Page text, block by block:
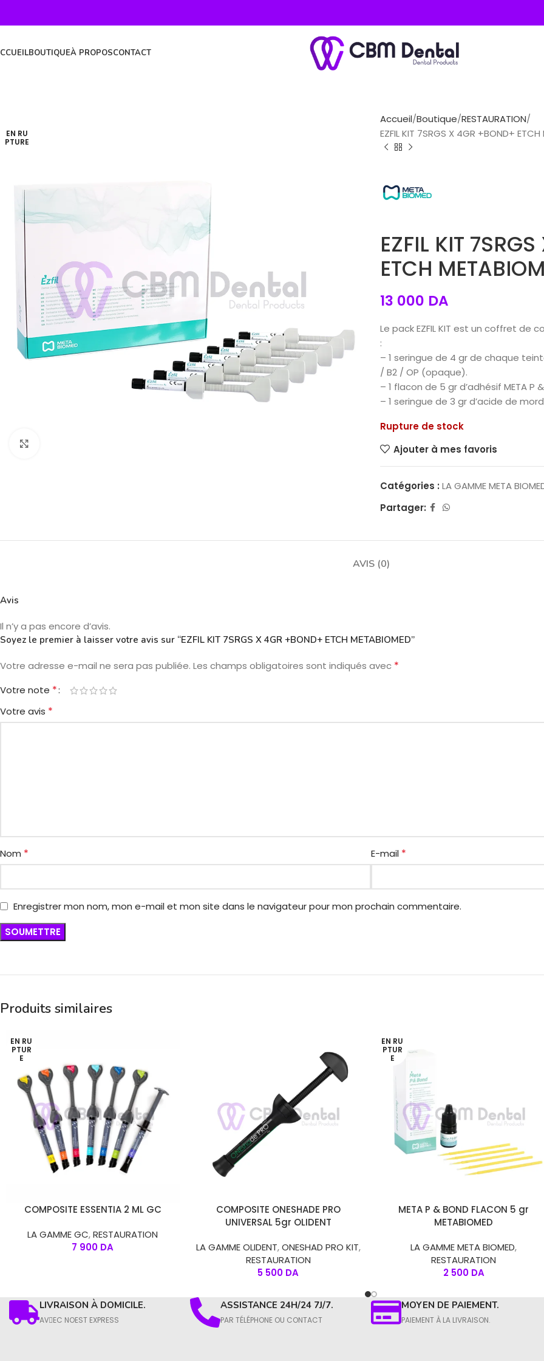
BOUTIQUEÀ PROPOSCONTACT
EN RU
PTURE
Accueil Boutique RESTAURATION
EZFIL KIT 7SRGS X 4GR +BOND+ ETCH
EZFIL KIT
ETCH
13 000 DA
Le pack EZFIL KIT est un coffret
:
– 1 seringue de 4 gr de chaque
/ B2 / OP (opaque).
– 1 flacon de 5 gr d’adhésif META P &
– 1 seringue de 3 gr d’acide de
Rupture de stock
Ajouter à mes favoris
Catégories : LA GAMME META
Partager:
AVIS (0)
Avis
Il n’y a pas encore d’avis.
Soyez le premier à laisser votre avis sur “EZFIL KIT 7SRGS X 4GR +BOND+ ETCH METABIOMED”
Votre adresse e-mail ne sera pas publiée. Les champs obligatoires sont indiqués avec *
Votre note *
Votre avis *
Nom * E-mail *
Enregistrer mon nom, mon e-mail et mon site dans le navigateur pour mon prochain commentaire.
Produits similaires
EN RU
PTUR
E
CHOIX DES OPTIONS
COMPOSITE ESSENTIA 2 ML GC
LA GAMME GC,RESTAURATION
7 900 DA
AJOUTER AU PANIER
COMPOSITE ONESHADE PRO
UNIVERSAL 5gr OLIDENT
LA GAMME OLIDENT,ONESHAD PRO KIT,
RESTAURATION
5 500 DA
EN RU
PTUR
E
LIRE LA SUITE
META P & BOND FLACON 5 gr
METABIOMED
LA GAMME META BIOMED,
RESTAURATION
2 500 DA
LIVRAISON À DOMICILE.
AVِEC NOEST EXPRESS
ASSISTANCE 24H/24 7J/7.
PAR TÉLÉPHONE OU CONTACT​
MOYEN DE PAIEMENT.
PAIEMENT À LA LIVRAISON.​